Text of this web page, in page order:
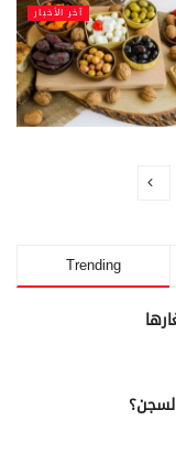
آخر الأخبار
Trending